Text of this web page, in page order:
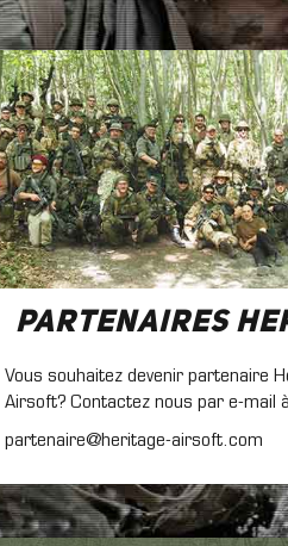
Partenaires
Vous souhaitez devenir partenaire
Airsoft? Contactez nous par e-mail
partenaire@heritage-airsoft.com